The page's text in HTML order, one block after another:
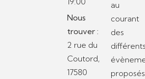
Nous
trouver :
2 rue du
Coutord,
17580
au
courant
des
proposés